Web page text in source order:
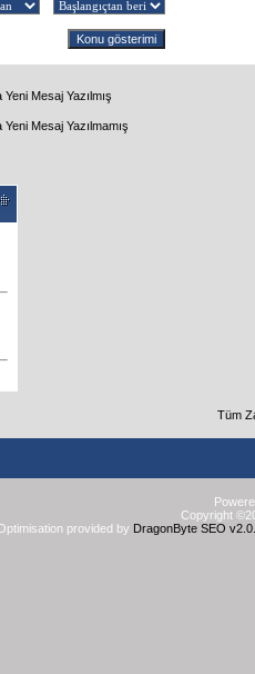
Mesaj Yazılmış
Yeni Mesaj Yazılmamış
Tüm
Copyright
provided by DragonByte SEO